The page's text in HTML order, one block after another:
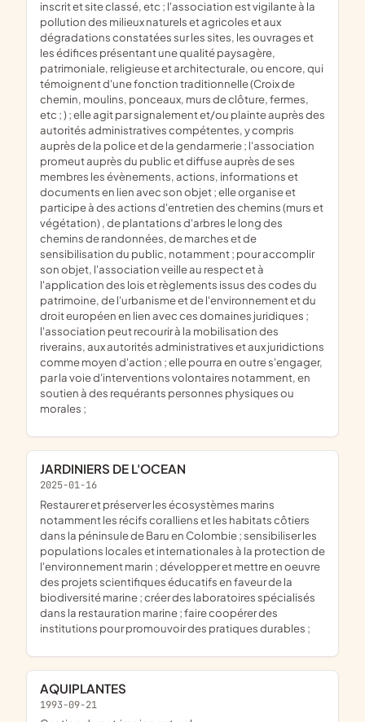
inscrit et site classé, etc ; l'association est vigilante à la
pollution des milieux naturels et agricoles et aux
dégradations constatées sur les sites, les ouvrages et
les édifices présentant une qualité paysagère,
patrimoniale, religieuse et architecturale, ou encore, qui
témoignent d'une fonction traditionnelle (Croix de
chemin, moulins, ponceaux, murs de clôture, fermes,
etc ; ) ; elle agit par signalement et/ou plainte auprès des
autorités administratives compétentes, y compris
auprès de la police et de la gendarmerie ; l'association
promeut auprès du public et diffuse auprès de ses
membres les évènements, actions, informations et
documents en lien avec son objet ; elle organise et
participe à des actions d'entretien des chemins (murs et
végétation) , de plantations d'arbres le long des
chemins de randonnées, de marches et de
sensibilisation du public, notamment ; pour accomplir
son objet, l'association veille au respect et à
l'application des lois et règlements issus des codes du
patrimoine, de l'urbanisme et de l'environnement et du
droit européen en lien avec ces domaines juridiques ;
l'association peut recourir à la mobilisation des
riverains, aux autorités administratives et aux juridictions
comme moyen d'action ; elle pourra en outre s'engager,
par la voie d'interventions volontaires notamment, en
soutien à des requérants personnes physiques ou
morales ;
JARDINIERS DE L'OCEAN
2025-01-16
restaurer et préserver les écosystèmes marins
notamment les récifs coralliens et les habitats côtiers
dans la péninsule de Baru en Colombie ; sensibiliser les
populations locales et internationales à la protection de
l'environnement marin ; développer et mettre en oeuvre
des projets scientifiques éducatifs en faveur de la
biodiversité marine ; créer des laboratoires spécialisés
dans la restauration marine ; faire coopérer des
institutions pour promouvoir des pratiques durables ;
AQUIPLANTES
1993-09-21